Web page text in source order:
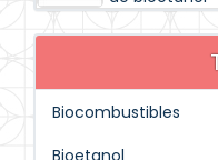
Biocombustibles
Bioetanol